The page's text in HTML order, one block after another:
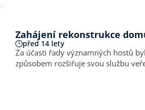
Zahájení rekonstrukce
před 14 lety
Za účasti řady významných hostů
způsobem rozšiřuje svou službu